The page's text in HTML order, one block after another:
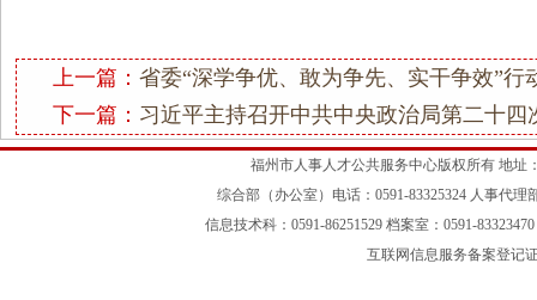
上一篇： 省委“深学争优、敢为争先、实干争效”行
下一篇： 习近平主持召开中共中央政治局第二十四
福州市人事人才公共服务中心版权所有 地址
综合部（办公室）电话：0591-83325324 人事代理
信息技术科：0591-86251529 档案室：0591-
互联网信息服务备案登记